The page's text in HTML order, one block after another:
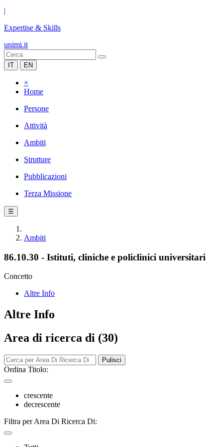
|
Expertise & Skills
unimi.it
IT EN
×
Home
Persone
Attività
Ambiti
Strutture
Pubblicazioni
Terza Missione
☰
Ambiti
86.10.30 - Istituti, cliniche e policlinici universitari
Concetto
Altre Info
Altre Info
Area di ricerca di (30)
Pulisci
Ordina Titolo:
crescente
decrescente
Filtra per Area Di Ricerca Di: